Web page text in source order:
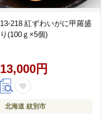
13-218 紅ずわいがに甲羅盛
り(100ｇ×5個)
13,000円
北海道 紋別市